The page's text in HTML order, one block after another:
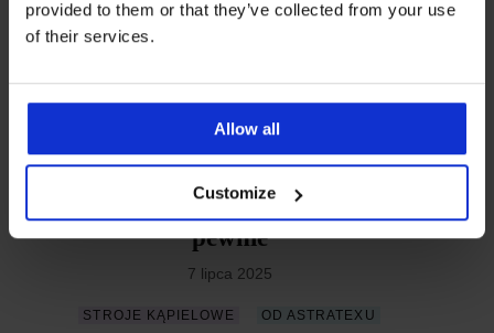
provided to them or that they’ve collected from your use
of their services.
Allow all
Customize
Spacer 3D Siluette: Przewiewny,
kształtów
5 stycznia 2026
Temperatury rosną! Czuj się w lecie
pewnie
7 lipca 2025
STROJE KĄPIELOWE OD ASTRATEXU